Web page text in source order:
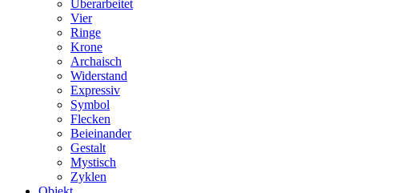
Überarbeitet
Vier
Ringe
Krone
Archaisch
Widerstand
Expressiv
Symbol
Flecken
Beieinander
Gestalt
Mystisch
Zyklen